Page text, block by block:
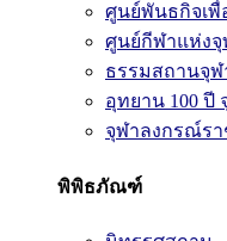
ศูนย์พันธกิจเพื่
ศูนย์กีฬาแห่ง
ธรรมสถานจุ
อุทยาน 100 ปี
จุฬาลงกรณ์ร
พิพิธภัณฑ์